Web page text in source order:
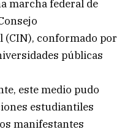
marcha federal de
conformado por
públicas
este medio pudo
estudiantiles
manifestantes